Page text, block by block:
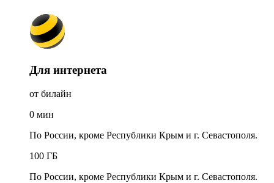
Для интернета
от билайн
0 мин
По России, кроме Республики Крым и г. Севастополя.
100 ГБ
По России, кроме Республики Крым и г. Севастополя.